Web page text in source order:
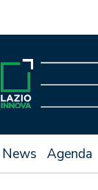
News Agenda